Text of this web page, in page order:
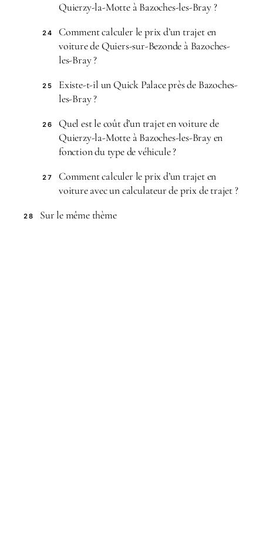
Quierzy-la-Motte à Bazoches-les-Bray ?
24
Comment calculer le prix d’un trajet en
voiture de Quiers-sur-Bezonde à Bazoches-
les-Bray ?
25
Existe-t-il un Quick Palace près de Bazoches-
les-Bray ?
26
Quel est le coût d’un trajet en voiture de
Quierzy-la-Motte à Bazoches-les-Bray en
fonction du type de véhicule ?
27
Comment calculer le prix d’un trajet en
voiture avec un calculateur de prix de trajet ?
28 Sur le même thème